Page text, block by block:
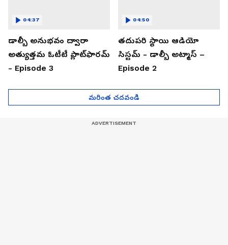
డాల్బీ అనుభవం ద్వారా
అత్యుత్తమ ఓటీటీ ప్లాట్‌ఫారమ్
- Episode 3
04:37
తదుపరి స్థాయి ఆడియో
సిస్టమ్ - డాల్బీ అట్మాస్ –
Episode 2
04:50
మరింత చదవండి